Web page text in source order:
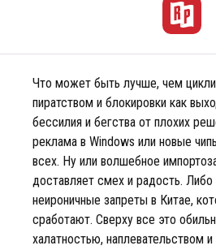
Что может быть лучше, чем
пиратством и блокировки как
бессилия и бегства от плохих
реклама в Windows или новые
всех. Ну или волшебное
доставляет смех и радость.
неироничные запреты в Китае,
сработают. Сверху все это
халатностью, наплевательством